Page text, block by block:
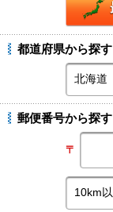
都道府県から探す
郵便番号から探す
〒